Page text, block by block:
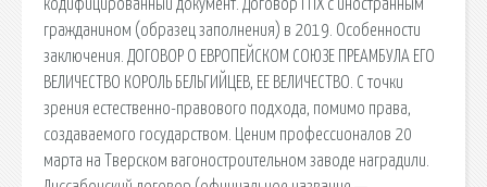
кодифицированный документ. Договор ГПХ с иностранным
гражданином (образец заполнения) в 2019. Особенности
заключения. ДОГОВОР О ЕВРОПЕЙСКОМ СОЮЗЕ ПРЕАМБУЛА ЕГО
ВЕЛИЧЕСТВО КОРОЛЬ БЕЛЬГИЙЦЕВ, ЕЕ ВЕЛИЧЕСТВО. С точки
зрения естественно-правового подхода, помимо права,
создаваемого государством. Ценим профессионалов 20
марта на Тверском вагоностроительном заводе наградили.